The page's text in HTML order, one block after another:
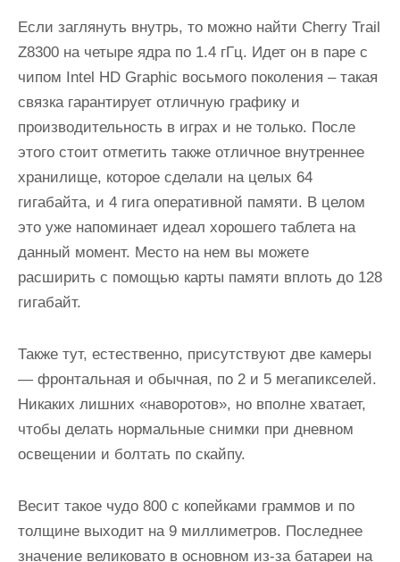
Если заглянуть внутрь, то можно найти Cherry Trail
Z8300 на четыре ядра по 1.4 гГц. Идет он в паре с
чипом Intel HD Graphic восьмого поколения – такая
связка гарантирует отличную графику и
производительность в играх и не только. После
этого стоит отметить также отличное внутреннее
хранилище, которое сделали на целых 64
гигабайта, и 4 гига оперативной памяти. В целом
это уже напоминает идеал хорошего таблета на
данный момент. Место на нем вы можете
расширить с помощью карты памяти вплоть до 128
гигабайт.
Также тут, естественно, присутствуют две камеры
— фронтальная и обычная, по 2 и 5 мегапикселей.
Никаких лишних «наворотов», но вполне хватает,
чтобы делать нормальные снимки при дневном
освещении и болтать по скайпу.
Весит такое чудо 800 с копейками граммов и по
толщине выходит на 9 миллиметров. Последнее
значение великовато в основном из-за батареи на